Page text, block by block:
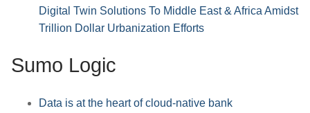
Digital Twin Solutions To Middle East & Africa Amidst
Trillion Dollar Urbanization Efforts
Sumo Logic
Data is at the heart of cloud-native bank